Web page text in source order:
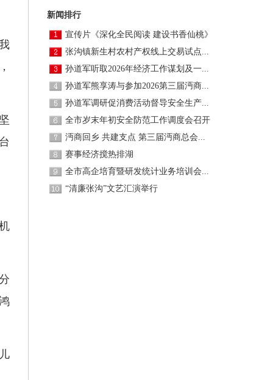
新闻排行
宣传片《深化全民阅读 建设书香仙桃》
张沟镇新生村农村产权线上交易试点...
孙道军听取2026年经济工作谋划及一...
孙道军熊享涛与参加2026第三届沔商...
孙道军调研促消费活动督导安全生产...
全市岁末年初安全防范工作调度会召开
沔商回乡 共建支点 第三届沔商总会...
赛事经济搅热排湖
全市高企培育暨研发统计业务培训会...
“清廉张沟”文艺汇演举行